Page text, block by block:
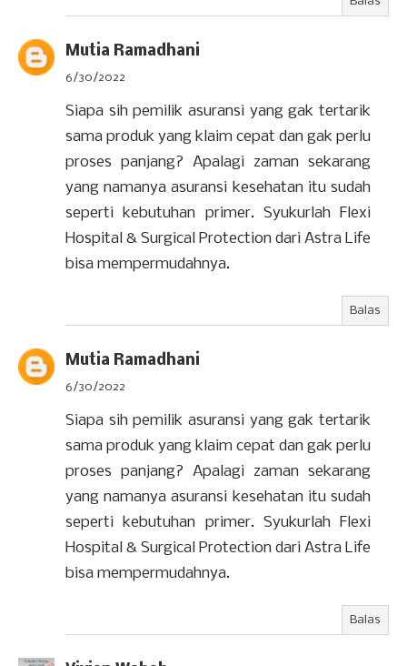
Mutia Ramadhani
6/30/2022
Siapa sih pemilik asuransi yang gak tertarik
sama produk yang klaim cepat dan gak perlu
proses panjang? Apalagi zaman sekarang
yang namanya asuransi kesehatan itu sudah
seperti kebutuhan primer. Syukurlah Flexi
Hospital & Surgical Protection dari Astra Life
bisa mempermudahnya.
Balas
Mutia Ramadhani
6/30/2022
Siapa sih pemilik asuransi yang gak tertarik
sama produk yang klaim cepat dan gak perlu
proses panjang? Apalagi zaman sekarang
yang namanya asuransi kesehatan itu sudah
seperti kebutuhan primer. Syukurlah Flexi
Hospital & Surgical Protection dari Astra Life
bisa mempermudahnya.
Balas